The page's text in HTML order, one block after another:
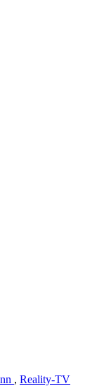
, Reality-TV